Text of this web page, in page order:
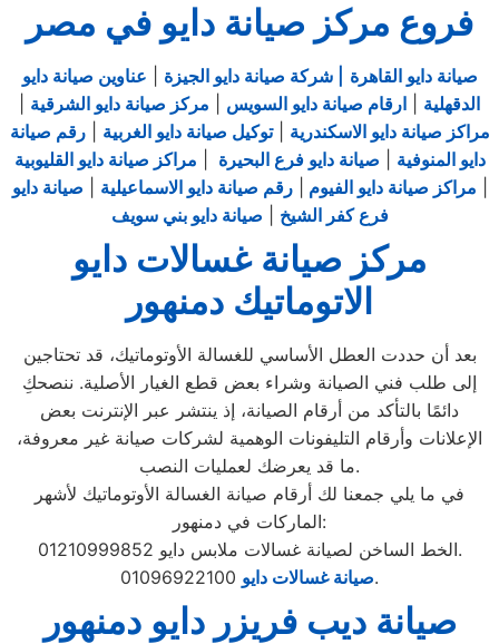
فروع مركز صيانة دايو في مصر
صيانة دايو القاهرة | شركة صيانة دايو الجيزة
عناوين صيانة دايو
الدقهلية
ارقام صيانة دايو السويس مركز صيانة دايو الشرقية
مراكز صيانة دايو الاسكندرية |توكيل صيانة دايو الغربية |رقم صيانة
دايو المنوفية
صيانة دايو فرع البحيرة
مراكز صيانة دايو القليوبية
مراكز صيانة دايو الفيوم |رقم صيانة دايو الاسماعيلية
صيانة دايو
فرع كفر الشيخ
صيانة دايو بني سويف
مركز صيانة غسالات دايو
الاتوماتيك دمنهور
بعد أن حددت العطل الأساسي للغسالة الأوتوماتيك، قد تحتاجين
إلى طلب فني الصيانة وشراء بعض قطع الغيار الأصلية. ننصحكِ
دائمًا بالتأكد من أرقام الصيانة، إذ ينتشر عبر الإنترنت بعض
الإعلانات وأرقام التليفونات الوهمية لشركات صيانة غير معروفة،
ما قد يعرضك لعمليات النصب.
في ما يلي جمعنا لك أرقام صيانة الغسالة الأوتوماتيك لأشهر
الماركات في دمنهور:
الخط الساخن لصيانة غسالات ملابس دايو 01210999852.
صيانة غسالات دايو01096922100.
صيانة ديب فريزر دايو دمنهور